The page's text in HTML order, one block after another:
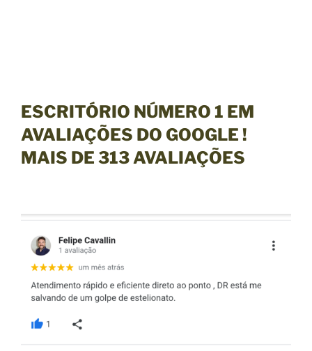
ESCRITÓRIO NÚMERO 1 EM
AVALIAÇÕES DO GOOGLE !
MAIS DE 313 AVALIAÇÕES